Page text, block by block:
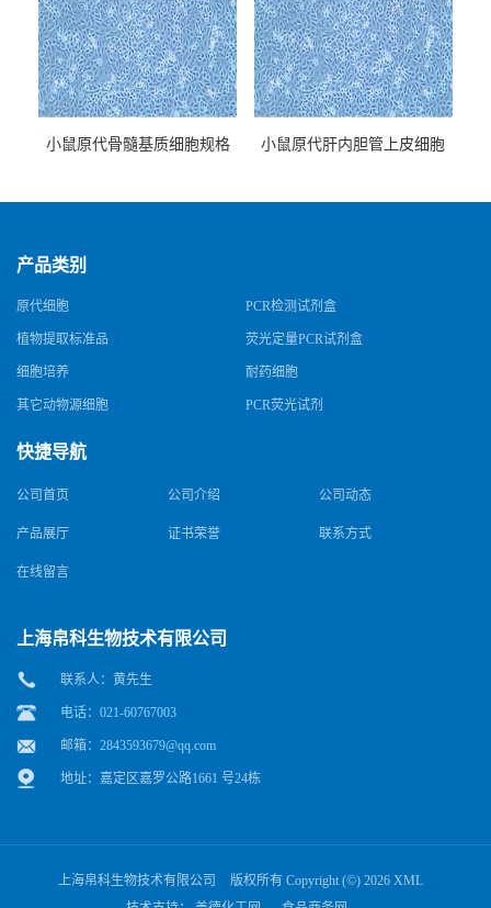
小鼠原代骨髓基质细胞规格
小鼠原代肝内胆管上皮细胞
产品类别
原代细胞 PCR检测试剂盒
植物提取标准品 荧光定量PCR试剂盒
细胞培养 耐药细胞
其它动物源细胞 PCR荧光试剂
快捷导航
公司首页 公司介绍 公司动态
产品展厅 证书荣誉 联系方式
在线留言
上海帛科生物技术有限公司
联系人：黄先生
电话：021-60767003
邮箱： 2843593679@qq.com
地址：嘉定区嘉罗公路1661 号24栋
上海帛科生物技术有限公司 版权所有 Copyright (©) 2026 XML